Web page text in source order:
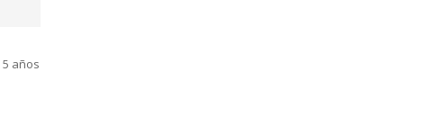
años